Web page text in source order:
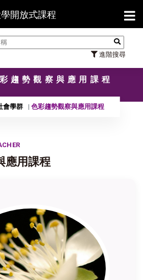
開放式課程
進階搜尋
【
趨勢觀察與應用課程
會學群 色彩趨勢觀察與應用課程
應用課程